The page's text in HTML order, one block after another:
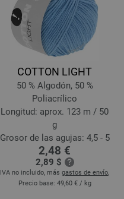
COTTON LIGHT
50 % Algodón, 50 %
Poliacrílico
Longitud: aprox. 123 m / 50
g
Grosor de las agujas: 4,5 - 5
2,48 €
2,89 $
IVA no incluido, más gastos de envío,
Precio base: 49,60 € / kg